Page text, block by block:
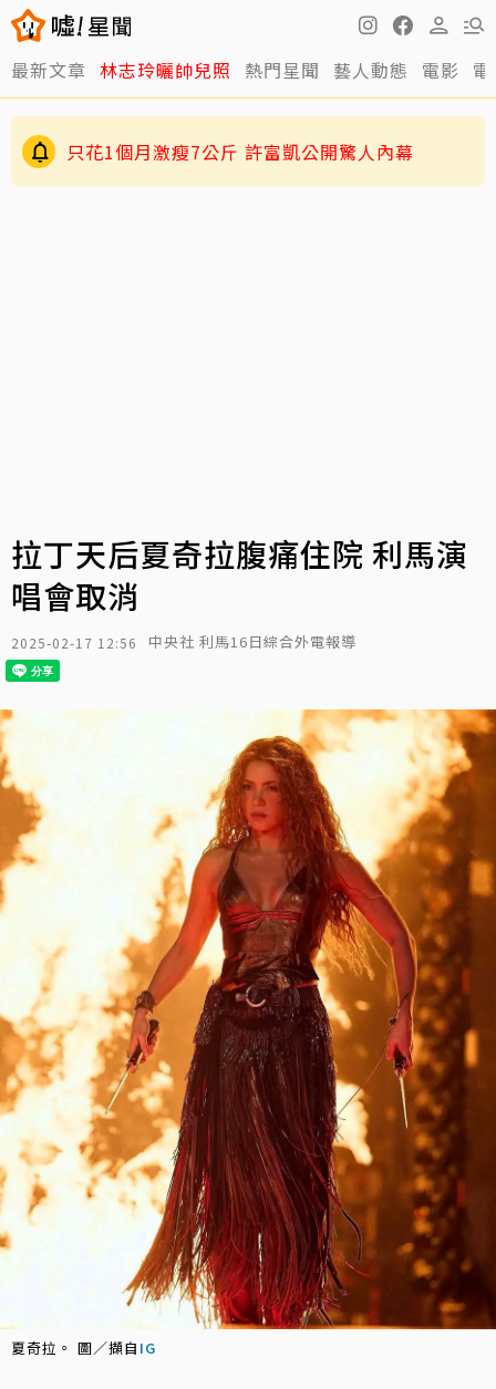
最新文章 林志玲曬帥兒照 熱門星聞 藝人動態 電影
只花1個月激瘦7公斤 許富凱公開驚人內幕
拉丁天后夏奇拉腹痛住院 利馬演
唱會取消
2025-02-17 12:56 中央社 利馬16日綜合外電報導
夏奇拉。 圖／擷自 IG